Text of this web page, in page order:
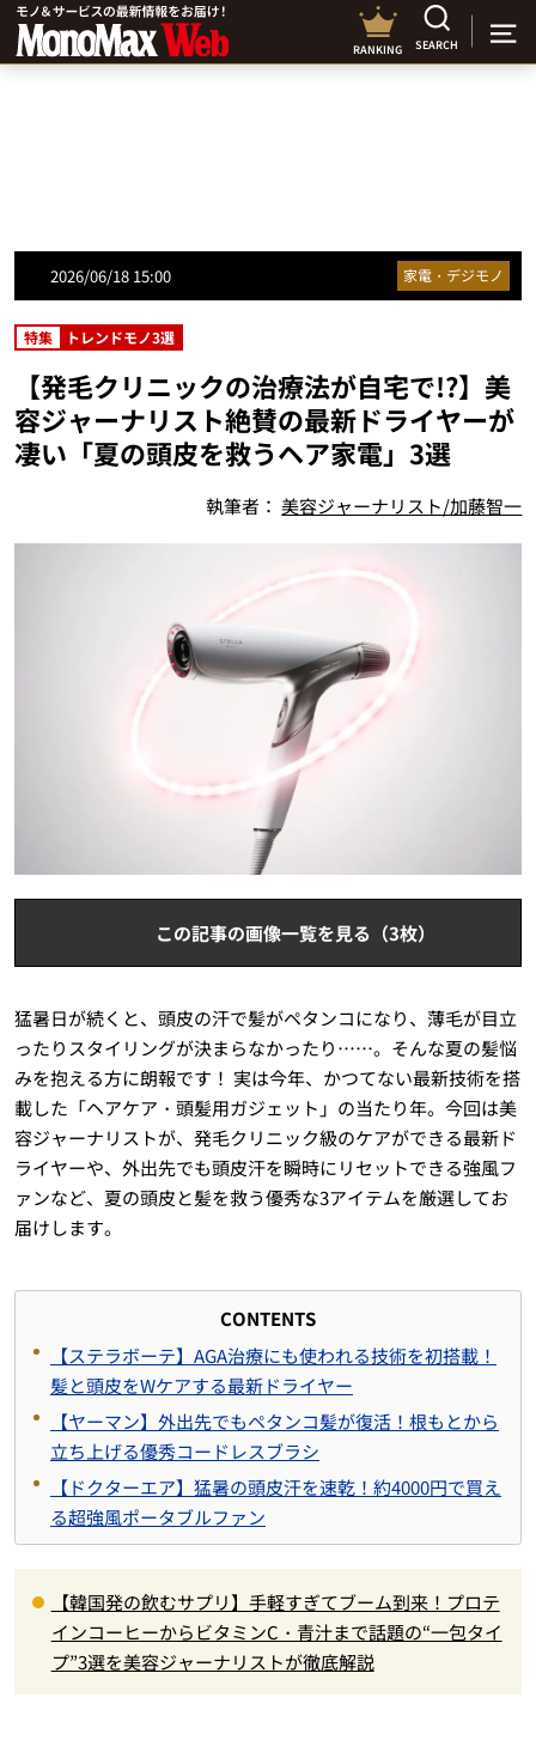
RANKING SEARCH
2026/06/18 15:00 家電・デジモノ
特集 トレンドモノ3選
【発毛クリニックの治療法が自宅で!?】美
容ジャーナリスト絶賛の最新ドライヤーが
凄い「夏の頭皮を救うヘア家電」3選
執筆者：美容ジャーナリスト/加藤智一
この記事の画像一覧を見る（3枚）
猛暑日が続くと、頭皮の汗で髪がペタンコになり、薄毛が目立
ったりスタイリングが決まらなかったり……。そんな夏の髪悩
みを抱える方に朗報です！ 実は今年、かつてない最新技術を搭
載した「ヘアケア・頭髪用ガジェット」の当たり年。今回は美
容ジャーナリストが、発毛クリニック級のケアができる最新ド
ライヤーや、外出先でも頭皮汗を瞬時にリセットできる強風フ
ァンなど、夏の頭皮と髪を救う優秀な3アイテムを厳選してお
届けします。
CONTENTS
【ステラボーテ】AGA治療にも使われる技術を初搭載！
髪と頭皮をWケアする最新ドライヤー
【ヤーマン】外出先でもペタンコ髪が復活！根もとから
立ち上げる優秀コードレスブラシ
【ドクターエア】猛暑の頭皮汗を速乾！約4000円で買え
る超強風ポータブルファン
【韓国発の飲むサプリ】手軽すぎてブーム到来！プロテ
インコーヒーからビタミンC・青汁まで話題の“一包タイ
プ”3選を美容ジャーナリストが徹底解説